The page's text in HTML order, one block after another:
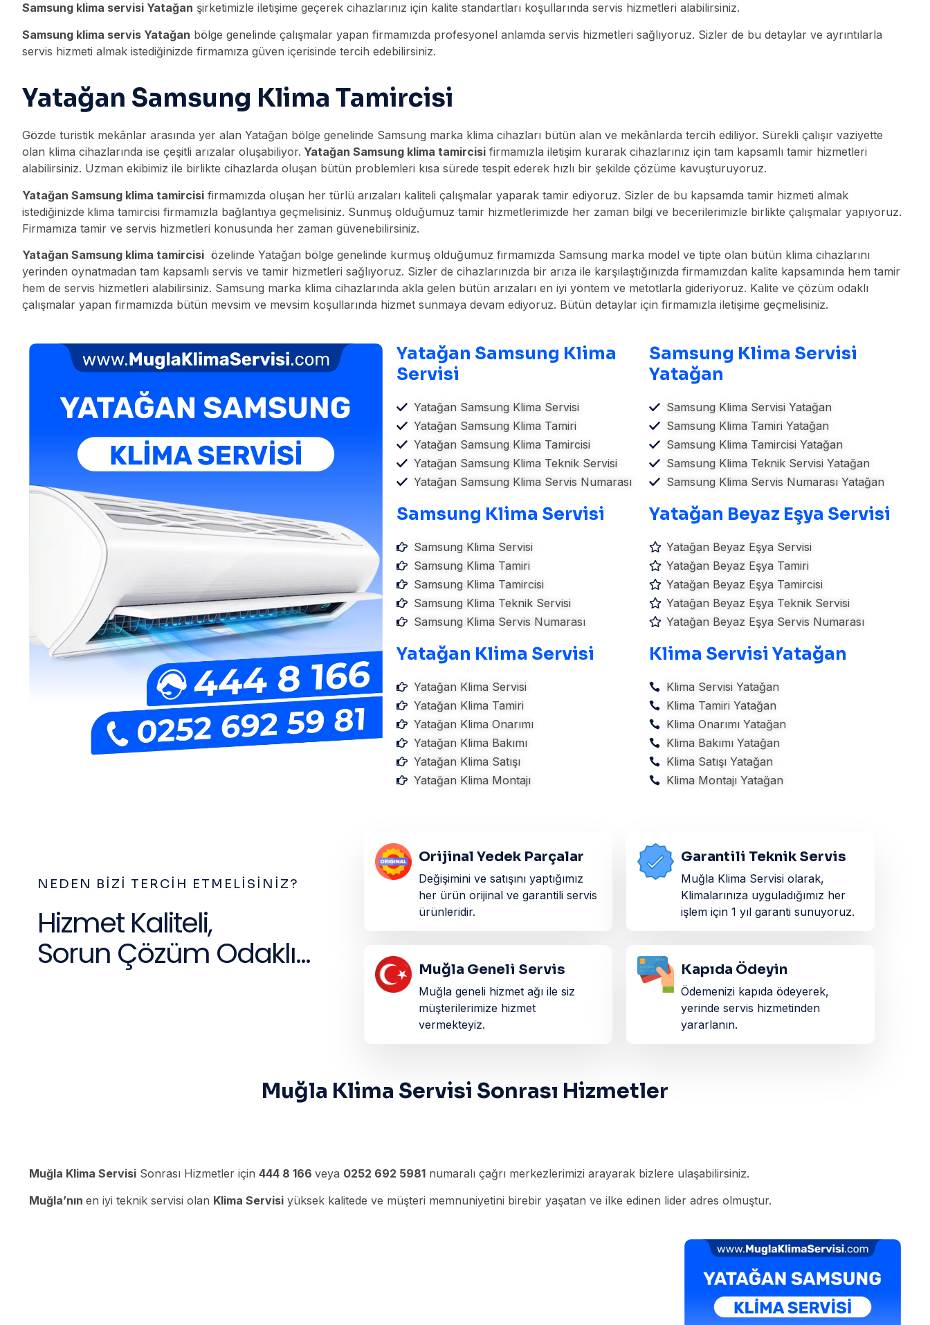
Samsung klima servisi Yatağan şirketimizle iletişime geçerek cihazlarınız için kalite standartları koşullarında servis hizmetleri alabilirsiniz.
Samsung klima servis Yatağan bölge genelinde çalışmalar yapan firmamızda profesyonel anlamda servis hizmetleri sağlıyoruz. Sizler de bu detaylar ve ayrıntılarla
servis hizmeti almak istediğinizde firmamıza güven içerisinde tercih edebilirsiniz.
Yatağan Samsung Klima Tamircisi
Gözde turistik mekânlar arasında yer alan Yatağan bölge genelinde Samsung marka klima cihazları bütün alan ve mekânlarda tercih ediliyor. Sürekli çalışır vaziyette
olan klima cihazlarında ise çeşitli arızalar oluşabiliyor. Yatağan Samsung klima tamircisi firmamızla iletişim kurarak cihazlarınız için tam kapsamlı tamir hizmetleri
alabilirsiniz. Uzman ekibimiz ile birlikte cihazlarda oluşan bütün problemleri kısa sürede tespit ederek hızlı bir şekilde çözüme kavuşturuyoruz.
Yatağan Samsung klima tamircisi firmamızda oluşan her türlü arızaları kaliteli çalışmalar yaparak tamir ediyoruz. Sizler de bu kapsamda tamir hizmeti almak
istediğinizde klima tamircisi firmamızla bağlantıya geçmelisiniz. Sunmuş olduğumuz tamir hizmetlerimizde her zaman bilgi ve becerilerimizle birlikte çalışmalar yapıyoruz.
Firmamıza tamir ve servis hizmetleri konusunda her zaman güvenebilirsiniz.
Yatağan Samsung klima tamircisi özelinde Yatağan bölge genelinde kurmuş olduğumuz firmamızda Samsung marka model ve tipte olan bütün klima cihazlarını
yerinden oynatmadan tam kapsamlı servis ve tamir hizmetleri sağlıyoruz. Sizler de cihazlarınızda bir arıza ile karşılaştığınızda firmamızdan kalite kapsamında hem tamir
hem de servis hizmetleri alabilirsiniz. Samsung marka klima cihazlarında akla gelen bütün arızaları en iyi yöntem ve metotlarla gideriyoruz. Kalite ve çözüm odaklı
çalışmalar yapan firmamızda bütün mevsim ve mevsim koşullarında hizmet sunmaya devam ediyoruz. Bütün detaylar için firmamızla iletişime geçmelisiniz.
Yatağan Samsung Klima
Servisi
Yatağan Samsung Klima Servisi
Yatağan Samsung Klima Tamiri
Yatağan Samsung Klima Tamircisi
Yatağan Samsung Klima Teknik Servisi
Yatağan Samsung Klima Servis Numarası
Samsung Klima Servisi
Samsung Klima Servisi
Samsung Klima Tamiri
Samsung Klima Tamircisi
Samsung Klima Teknik Servisi
Samsung Klima Servis Numarası
Yatağan Klima Servisi
Yatağan Klima Servisi
Yatağan Klima Tamiri
Yatağan Klima Onarımı
Yatağan Klima Bakımı
Yatağan Klima Satışı
Yatağan Klima Montajı
Samsung Klima Servisi
Yatağan
Samsung Klima Servisi Yatağan
Samsung Klima Tamiri Yatağan
Samsung Klima Tamircisi Yatağan
Samsung Klima Teknik Servisi Yatağan
Samsung Klima Servis Numarası Yatağan
Yatağan Beyaz Eşya Servisi
Yatağan Beyaz Eşya Servisi
Yatağan Beyaz Eşya Tamiri
Yatağan Beyaz Eşya Tamircisi
Yatağan Beyaz Eşya Teknik Servisi
Yatağan Beyaz Eşya Servis Numarası
Klima Servisi Yatağan
Klima Servisi Yatağan
Klima Tamiri Yatağan
Klima Onarımı Yatağan
Klima Bakımı Yatağan
Klima Satışı Yatağan
Klima Montajı Yatağan
NEDEN BIZI TERCIH ETMELISINIZ?
Hizmet Kaliteli,
Sorun Çözüm Odaklı...
Orijinal Yedek Parçalar
Değişimini ve satışını yaptığımız
her ürün orijinal ve garantili servis
ürünleridir.​
Muğla Geneli Servis
Muğla geneli hizmet ağı ile siz
müşterilerimize hizmet
vermekteyiz.
Garantili Teknik Servis
Muğla Klima Servisi olarak,
Klimalarınıza uyguladığımız her
işlem için 1 yıl garanti sunuyoruz.
Kapıda Ödeyin
Ödemenizi kapıda ödeyerek,
yerinde servis hizmetinden
yararlanın.
Muğla Klima Servisi Sonrası Hizmetler
Muğla Klima Servisi Sonrası Hizmetler için 444 8 166 veya 0252 692 5981 numaralı çağrı merkezlerimizi arayarak bizlere ulaşabilirsiniz.
Muğla’nın en iyi teknik servisi olan Klima Servisi yüksek kalitede ve müşteri memnuniyetini birebir yaşatan ve ilke edinen lider adres olmuştur.